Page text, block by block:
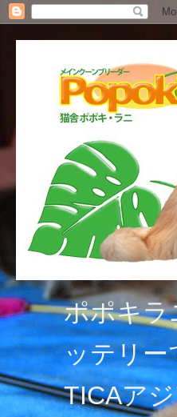
ポポキラ
ッテリー
TICAア